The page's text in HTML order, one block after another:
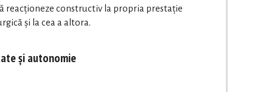
reacționeze constructiv la propria prestație
și la cea a altora.
și autonomie